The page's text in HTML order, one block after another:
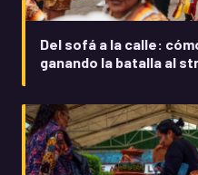
Del sofá a la calle:
ganando la batalla al